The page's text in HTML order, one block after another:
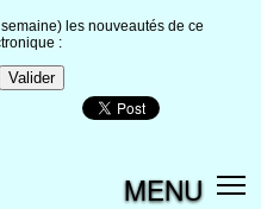
les nouveautés de ce
:
MENU